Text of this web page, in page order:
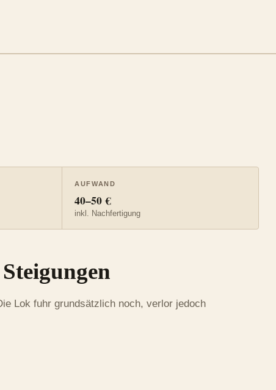
AUFWAND
40–50 €
inkl. Nachfertigung
Lok fuhr grundsätzlich noch, verlor jedoch